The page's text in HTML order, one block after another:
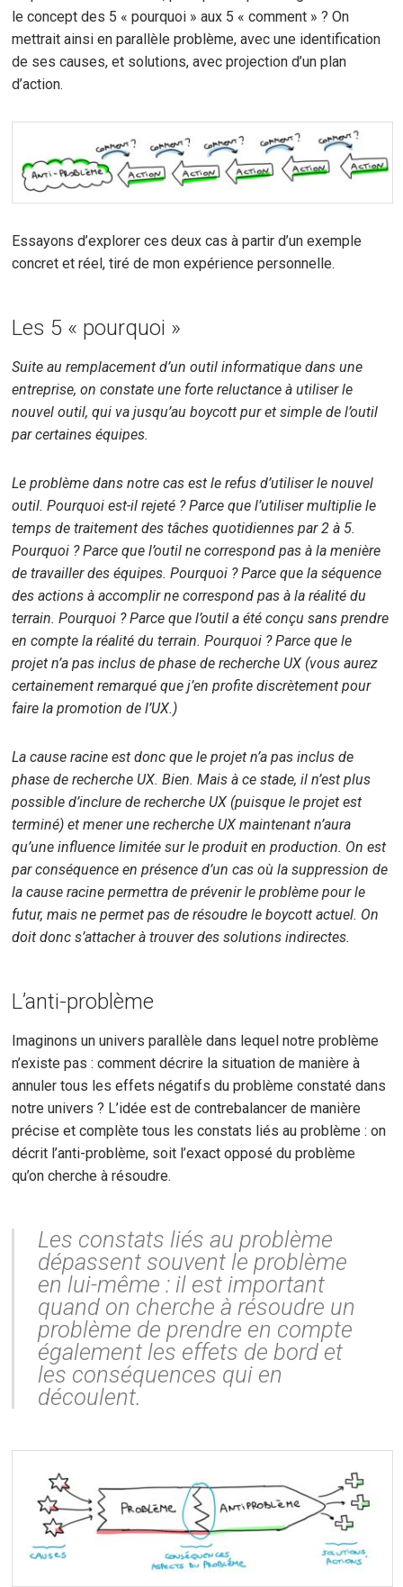
le concept des 5 « pourquoi » aux 5 « comment » ? On
mettrait ainsi en parallèle problème, avec une identification
de ses causes, et solutions, avec projection d’un plan
d’action.
Essayons d’explorer ces deux cas à partir d’un exemple
concret et réel, tiré de mon expérience personnelle.
Les 5 « pourquoi »
Suite au remplacement d’un outil informatique dans une
entreprise, on constate une forte reluctance à utiliser le
nouvel outil, qui va jusqu’au boycott pur et simple de l’outil
par certaines équipes.
Le problème dans notre cas est le refus d’utiliser le nouvel
outil. Pourquoi est-il rejeté ? Parce que l’utiliser multiplie le
temps de traitement des tâches quotidiennes par 2 à 5.
Pourquoi ? Parce que l’outil ne correspond pas à la menière
de travailler des équipes. Pourquoi ? Parce que la séquence
des actions à accomplir ne correspond pas à la réalité du
terrain. Pourquoi ? Parce que l’outil a été conçu sans prendre
en compte la réalité du terrain. Pourquoi ? Parce que le
projet n’a pas inclus de phase de recherche UX (vous aurez
certainement remarqué que j’en profite discrètement pour
faire la promotion de l’UX.)
La cause racine est donc que le projet n’a pas inclus de
phase de recherche UX. Bien. Mais à ce stade, il n’est plus
possible d’inclure de recherche UX (puisque le projet est
terminé) et mener une recherche UX maintenant n’aura
qu’une influence limitée sur le produit en production. On est
par conséquence en présence d’un cas où la suppression de
la cause racine permettra de prévenir le problème pour le
futur, mais ne permet pas de résoudre le boycott actuel. On
doit donc s’attacher à trouver des solutions indirectes.
L’anti-problème
Imaginons un univers parallèle dans lequel notre problème
n’existe pas : comment décrire la situation de manière à
annuler tous les effets négatifs du problème constaté dans
notre univers ? L’idée est de contrebalancer de manière
précise et complète tous les constats liés au problème : on
décrit l’anti-problème, soit l’exact opposé du problème
qu’on cherche à résoudre.
Les constats liés au problème
dépassent souvent le problème
en lui-même : il est important
quand on cherche à résoudre un
problème de prendre en compte
également les effets de bord et
les conséquences qui en
découlent.